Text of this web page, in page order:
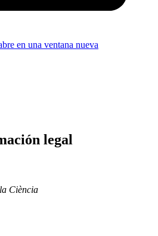
en una ventana nueva
legal
Ciència